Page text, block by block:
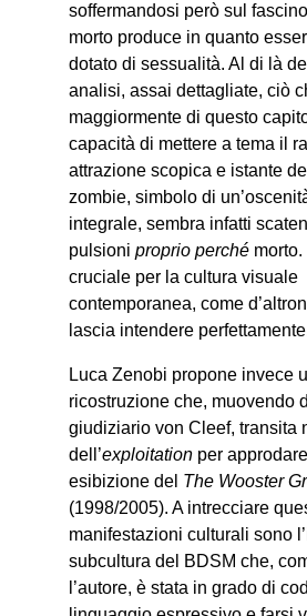
soffermandosi però sul
morto produce in quanto
dotato di sessualità. Al di là
analisi, assai dettagliate, ciò
maggiormente di questo
capacità di mettere a tema il
attrazione scopica e istante
zombie, simbolo di
integrale, sembra infatti
pulsioniproprio perché
cruciale per la cultura visuale
contemporanea, come
lascia intendere
Luca Zenobi propone invece
ricostruzione che, muovendo
giudiziario von Cleef, transita
dell’exploitation per
esibizione del The Wooster
(1998/2005). A intrecciare
manifestazioni culturali sono
subcultura del BDSM che,
l’autore, è stata in grado di